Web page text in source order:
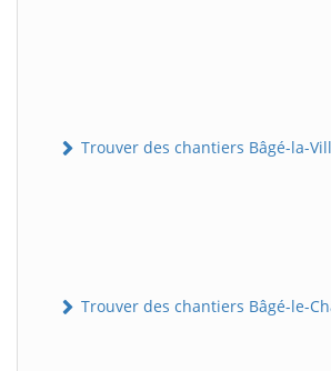
Trouver des chantiers Bâgé-la-
Trouver des chantiers Bâgé-le-